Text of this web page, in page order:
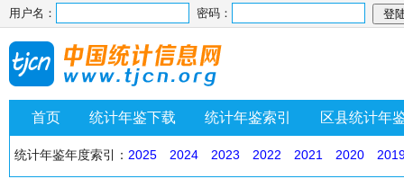
用户名： 密码：
首页 统计年鉴下载 统计年鉴索引 区县统计年
统计年鉴年度索引： 2025 2024 2023 2022 2021 2020